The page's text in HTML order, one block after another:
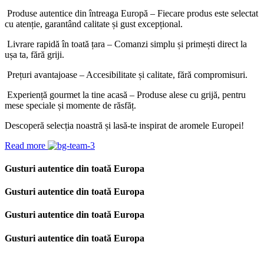
Produse autentice din întreaga Europă – Fiecare produs este selectat
cu atenție, garantând calitate și gust excepțional.
Livrare rapidă în toată țara – Comanzi simplu și primești direct la
ușa ta, fără griji.
Prețuri avantajoase – Accesibilitate și calitate, fără compromisuri.
Experiență gourmet la tine acasă – Produse alese cu grijă, pentru
mese speciale și momente de răsfăț.
Descoperă selecția noastră și lasă-te inspirat de aromele Europei!
Read more
Gusturi autentice din toată Europa
Gusturi autentice din toată Europa
Gusturi autentice din toată Europa
Gusturi autentice din toată Europa